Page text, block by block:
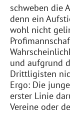
schweben die
denn ein
wohl nicht
und aufgrund
Drittligisten
Ergo: Die
erster Linie
Vereine oder